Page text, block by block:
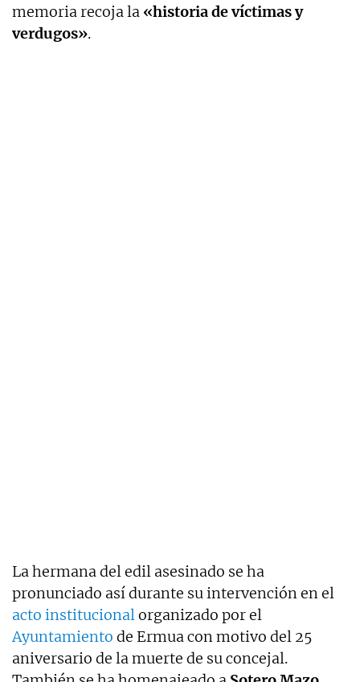
memoria recoja la «historia de víctimas y
verdugos».
La hermana del edil asesinado se ha
pronunciado así durante su intervención en el
acto institucionalorganizado por el
Ayuntamiento de Ermua con motivo del 25
aniversario de la muerte de su concejal.